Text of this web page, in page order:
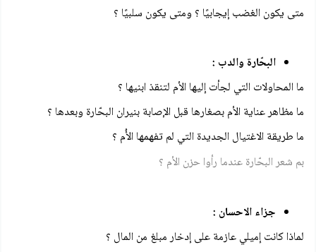
متى يكون الغضب إيجابيًا ؟ ومتى يكون سلبيًا ؟
البحّارة والدب :
ما المحاولات التي لجأت إليها الأم لتنقذ ابنيها ؟
ما مظاهر عناية الأم بصغارها قبل الإصابة بنيران البحّارة وبعدها ؟
ما طريقة الاغتيال الجديدة التي لم تفهمها الأُم ؟
بم شعر البحّارة عندما رأوا حزن الأم ؟
جزاء الاحسان :
لماذا كانت إميلي عازمة على إدخار مبلغ من المال ؟